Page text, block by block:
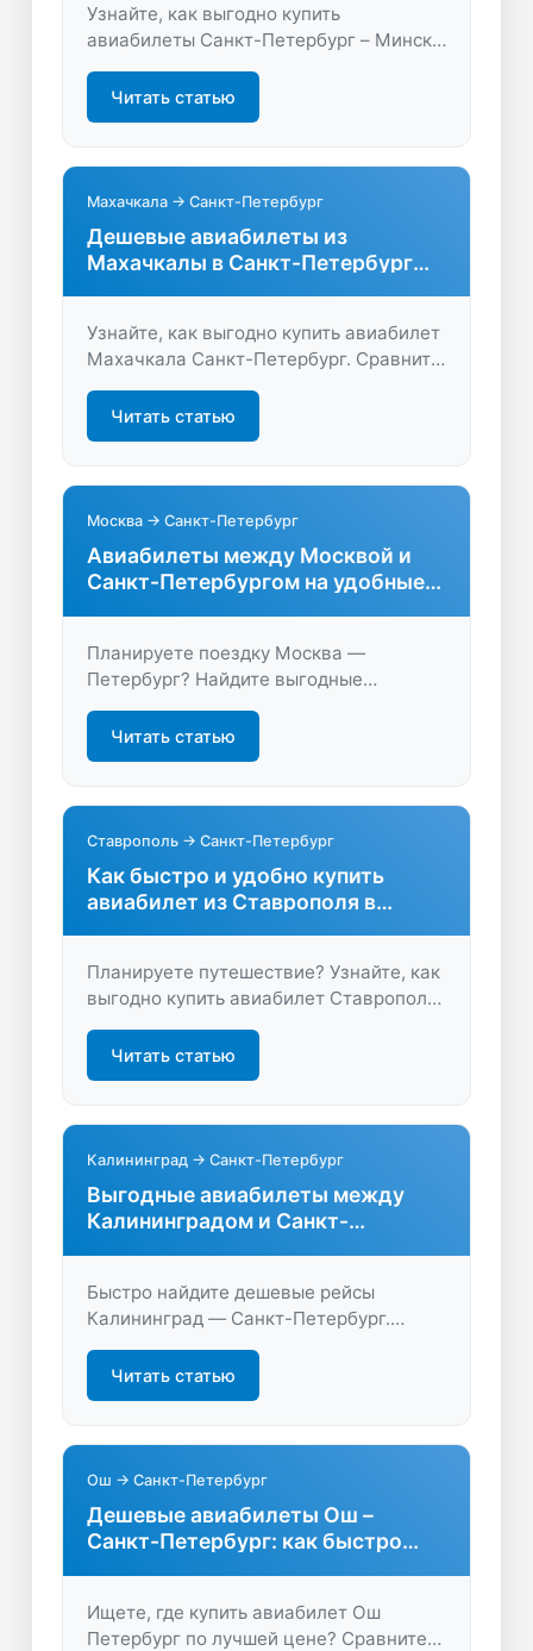
Узнайте, как выгодно купить
авиабилеты Санкт-Петербург – Минск.
и получите актуальные предложения
на LastBilet.ru. Летайте комфортно и
Читать статью
Махачкала → Санкт-Петербург
Дешевые авиабилеты из
Махачкалы в Санкт-Петербург
Узнайте, как выгодно купить авиабилет
Махачкала Санкт-Петербург. Сравните
цены, выберите удобные рейсы и
быстро забронируйте билет онлайн —
экономьте время и деньги вместе с
Читать статью
Москва → Санкт-Петербург
Авиабилеты между Москвой и
Санкт-Петербургом на удобные
Планируете поездку Москва —
Петербург? Найдите выгодные
расписание, чтобы быстро и удобно
забронировать перелёт на LastBilet.ru.
Читать статью
Ставрополь → Санкт-Петербург
Как быстро и удобно купить
авиабилет из Ставрополя в
Планируете путешествие? Узнайте, как
выгодно купить авиабилет Ставрополь
Санкт-Петербург. Сравните цены,
найдите лучшие предложения и
откройте для себя новые возможности
Читать статью
Калининград → Санкт-Петербург
Выгодные авиабилеты между
Калининградом и Санкт-
Быстро найдите дешевые рейсы
Калининград — Санкт-Петербург.
Актуальные цены, удобные расписания,
выгодные предложения на авиабилеты
для комфортного перелёта. Сравните
онлайн!
Читать статью
Ош → Санкт-Петербург
Дешевые авиабилеты Ош –
Санкт-Петербург: как быстро
Ищете, где купить авиабилет Ош
Петербург по лучшей цене? Сравните